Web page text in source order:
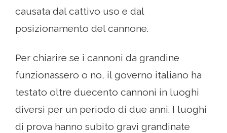
causata dal cattivo uso e dal
posizionamento del cannone.
Per chiarire se i cannoni da grandine
funzionassero o no, il governo italiano ha
testato oltre duecento cannoni in luoghi
diversi per un periodo di due anni. I luoghi
di prova hanno subito gravi grandinate